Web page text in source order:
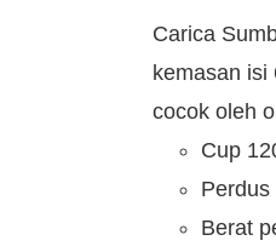
Carica
kemasan isi
cocok oleh
Cup
Perdus
Berat